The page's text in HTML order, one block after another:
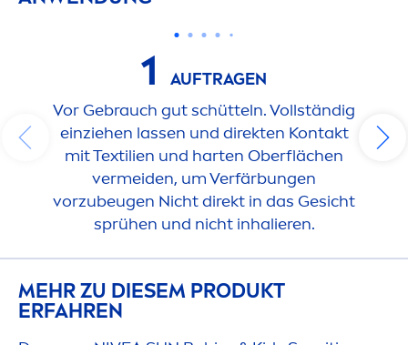
1
AUFTRAGEN
Vor Gebrauch gut schütteln. Vollständig
einziehen lassen und direkten Kontakt
mit Textilien und harten Oberflächen
vermeiden, um Verfärbungen
vorzubeugen Nicht direkt in das Gesicht
sprühen und nicht inhalieren.
MEHR ZU DIESEM PRODUKT
ERFAHREN